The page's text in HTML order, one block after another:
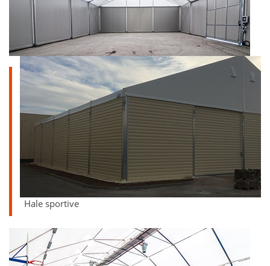
Hale sportive